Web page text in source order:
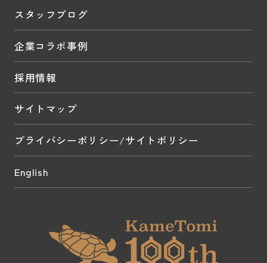
スタッフブログ
企業コラボ事例
採用情報
サイトマップ
プライバシーポリシー/サイトポリシー
English